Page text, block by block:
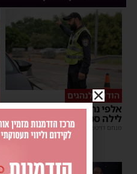
הודעה לנהגים
אלפי נהגים יושפעו: עבודות
לילה סמוך לאשדוד
מנחם דויטש 11:10